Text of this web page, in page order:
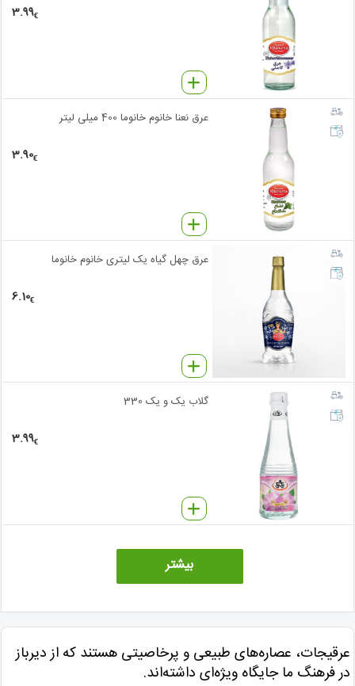
3.99€
عرق نعنا خانوم خانوما 400 میلی لیتر
3.90€
عرق چهل گیاه یک لیتری خانوم خانوما
6.10€
گلاب یک و یک 330
3.99€
بیشتر
عرقیجات، عصاره‌های طبیعی و پرخاصیتی هستند که از دیرباز
در فرهنگ ما جایگاه ویژه‌ای داشته‌اند.